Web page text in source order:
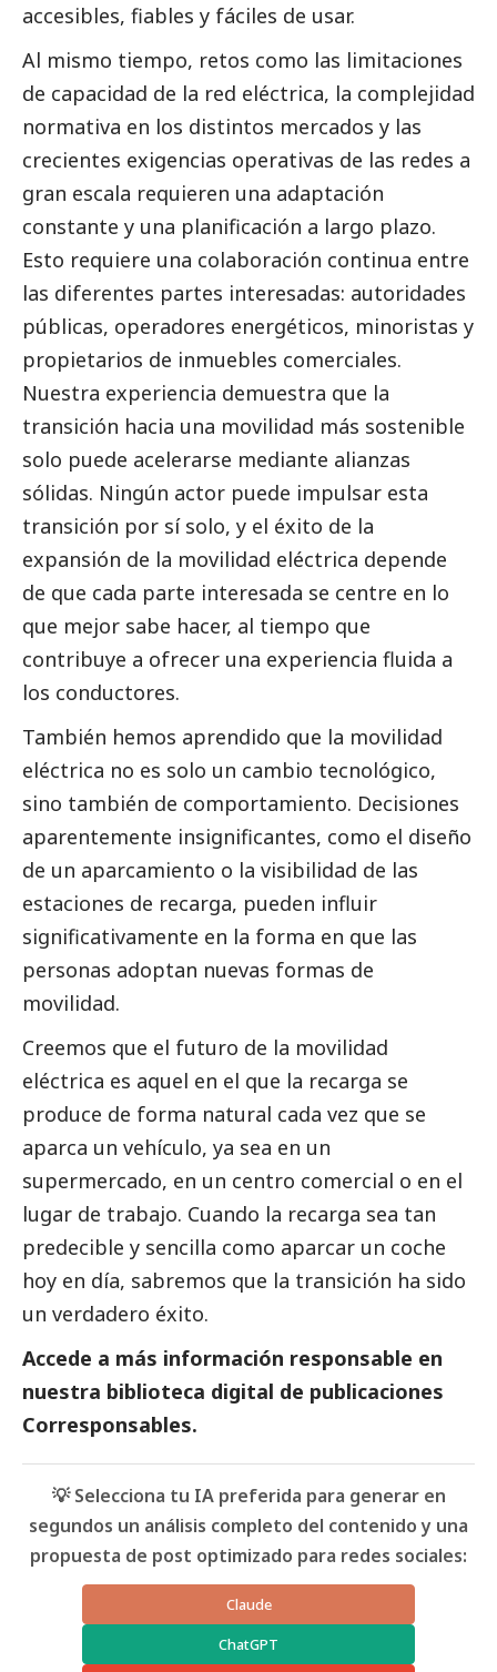
accesibles, fiables y fáciles de usar.
Al mismo tiempo, retos como las limitaciones
de capacidad de la red eléctrica, la complejidad
normativa en los distintos mercados y las
crecientes exigencias operativas de las redes a
gran escala requieren una adaptación
constante y una planificación a largo plazo.
Esto requiere una colaboración continua entre
las diferentes partes interesadas: autoridades
públicas, operadores energéticos, minoristas y
propietarios de inmuebles comerciales.
Nuestra experiencia demuestra que la
transición hacia una movilidad más sostenible
solo puede acelerarse mediante alianzas
sólidas. Ningún actor puede impulsar esta
transición por sí solo, y el éxito de la
expansión de la movilidad eléctrica depende
de que cada parte interesada se centre en lo
que mejor sabe hacer, al tiempo que
contribuye a ofrecer una experiencia fluida a
los conductores.
También hemos aprendido que la movilidad
eléctrica no es solo un cambio tecnológico,
sino también de comportamiento. Decisiones
aparentemente insignificantes, como el diseño
de un aparcamiento o la visibilidad de las
estaciones de recarga, pueden influir
significativamente en la forma en que las
personas adoptan nuevas formas de
movilidad.
Creemos que el futuro de la movilidad
eléctrica es aquel en el que la recarga se
produce de forma natural cada vez que se
aparca un vehículo, ya sea en un
supermercado, en un centro comercial o en el
lugar de trabajo. Cuando la recarga sea tan
predecible y sencilla como aparcar un coche
hoy en día, sabremos que la transición ha sido
un verdadero éxito.
Accede a más información responsable en
nuestra biblioteca digital de publicaciones
Corresponsables.
💡 Selecciona tu IA preferida para generar en
segundos un análisis completo del contenido y una
propuesta de post optimizado para redes sociales:
Claude
ChatGPT